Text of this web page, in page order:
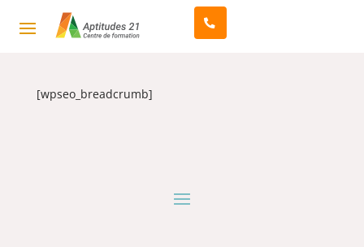
[wpseo_breadcrumb]